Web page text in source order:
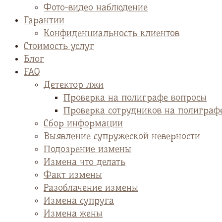
Фото-видео наблюдение
Гарантии
Конфиденциальность клиентов
Стоимость услуг
Блог
FAQ
Детектор лжи
Проверка на полиграфе вопросы
Проверка сотрудников на
Сбор информации
Выявление супружеской неверности
Подозрение измены
Измена что делать
Факт измены
Разоблачение измены
Измена супруга
Измена жены